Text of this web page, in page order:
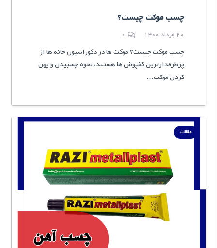
چسب موکت چیست؟
20 مرداد 1400 0
چسب موکت چیست؟ موکت ها در دکوراسیون خانه ها از
پرطرفدارترین کفپوش ها هستند، نحوه چسبیدن و پهن
کردن موکت…
مقالات